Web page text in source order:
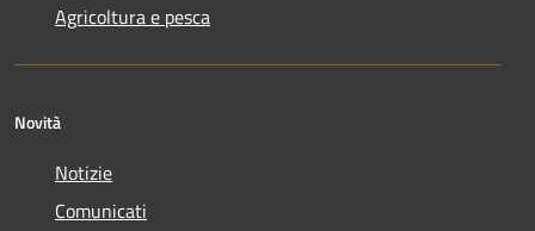
Agricoltura e pesca
Novità
Notizie
Comunicati